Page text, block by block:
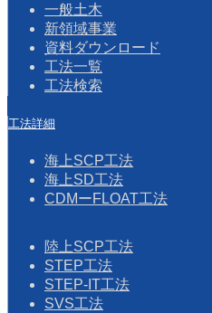
一般土木
新領域事業
資料ダウンロード
工法一覧
工法検索
工法詳細
海上SCP工法
海上SD工法
CDMーFLOAT工法
陸上SCP工法
STEP工法
STEP-IT工法
SVS工法